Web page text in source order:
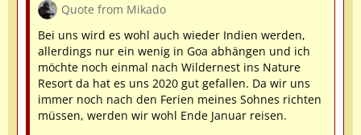
Quote from Mikado
Bei uns wird es wohl auch wieder Indien werden,
allerdings nur ein wenig in Goa abhängen und ich
möchte noch einmal nach Wildernest ins Nature
Resort da hat es uns 2020 gut gefallen. Da wir uns
immer noch nach den Ferien meines Sohnes richten
müssen, werden wir wohl Ende Januar reisen.